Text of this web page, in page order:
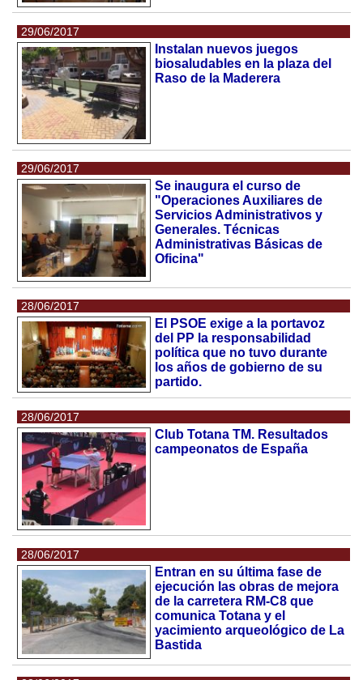
29/06/2017
Instalan nuevos juegos
biosaludables en la plaza del
Raso de la Maderera
29/06/2017
Se inaugura el curso de
"Operaciones Auxiliares de
Servicios Administrativos y
Generales. Técnicas
Administrativas Básicas de
Oficina"
28/06/2017
El PSOE exige a la portavoz
del PP la responsabilidad
política que no tuvo durante
los años de gobierno de su
partido.
28/06/2017
Club Totana TM. Resultados
campeonatos de España
28/06/2017
Entran en su última fase de
ejecución las obras de mejora
de la carretera RM-C8 que
comunica Totana y el
yacimiento arqueológico de La
Bastida